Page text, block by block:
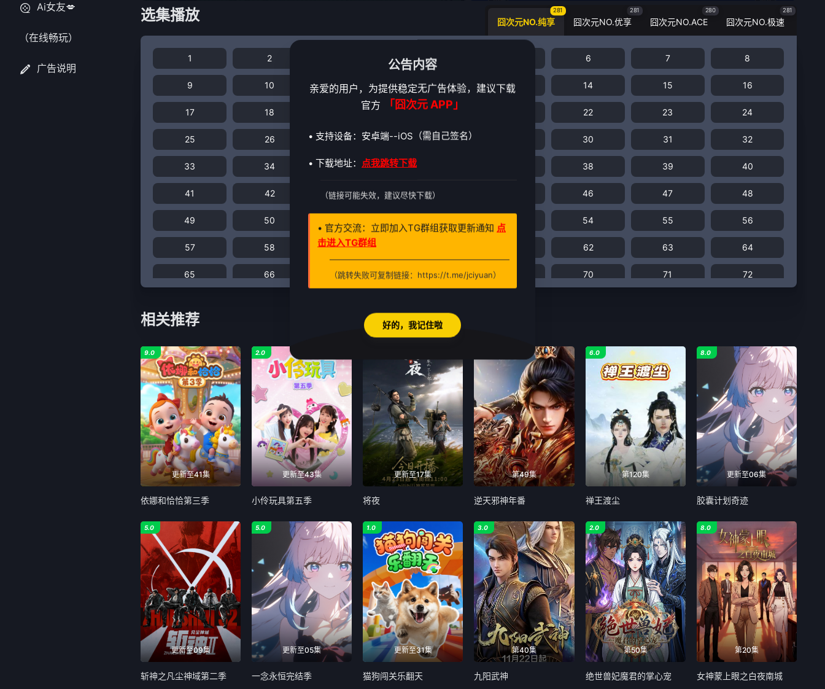
Ai女友💋
（在线畅玩）
广告说明
选集播放 囧次元NO.纯享
281
囧次元NO.优享
281
囧次元NO.ACE
280
囧次元NO.极速
281
1 2 4 6 7 8
9 10 11 12 13 14 15 16
17 18 20 22 23 24
25 26 27 28 30 31 32
33 34 35 38 39 40
41 42 43 44 46 47 48
49 50 54 55 56
57 58 59 62 63 64
65 66 67 68 70 71 72
81 84
89 90 94 96
97 98 99 100 103 104
105 106 107 108 109 110 111 112
113 114 115 116 117 118 119 120
121 122 123 124 125 126 127 128
145 147 148 149 150 151 152
153 154 155 156 157 158 159 160
161 162 163 164 165 166 167 168
169 170 171 172 173 174 175 176
177 178 179 180 181 182 183 184
185 186 188 189 190 191 192
相关推荐
更新至41集
9.0
依娜和恰恰第三季
更新至43集
2.0
小伶玩具第五季
更新至17集
将夜
第49集
逆天邪神年番
第120集
6.0
禅王渡尘
更新至06集
8.0
胶囊计划奇迹
更新至09集
5.0
斩神之凡尘神域第二季
更新至05集
5.0
一念永恒完结季
更新至31集
1.0
猫狗闯关乐翻天
第40集
3.0
九阳武神
第50集
2.0
绝世兽妃魔君的掌心宠
第20集
8.0
女神蒙上眼之白夜南城
公告内容
亲爱的用户，为提供稳定无广告体验，建议下载
官方
「囧次元 APP」
• 支持设备：安卓端--iOS（需自己签名）
• 下载地址： 点我跳转下载
（链接可能失效，建议尽快下载）
• 官方交流：立即加入TG群组获取更新通知 点
击进入TG群组
（跳转失败可复制链接：https://t.me/jciyuan）
好的，我记住啦